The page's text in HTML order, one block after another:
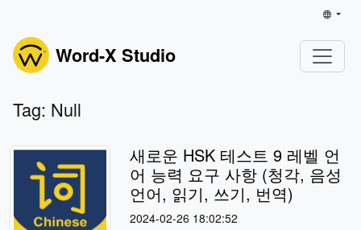
Word-X Studio
Tag: Null
새로운 HSK 테스트 9 레벨 언
어 능력 요구 사항 (청각, 음성
언어, 읽기, 쓰기, 번역)
2024-02-26 18:02:52